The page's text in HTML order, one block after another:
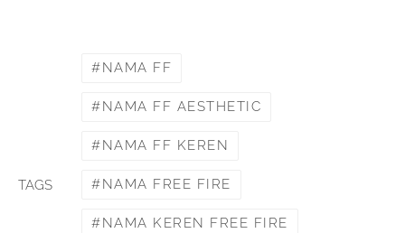
TAGS
NAMA FF
NAMA FF AESTHETIC
NAMA FF KEREN
NAMA FREE FIRE
NAMA KEREN FREE FIRE